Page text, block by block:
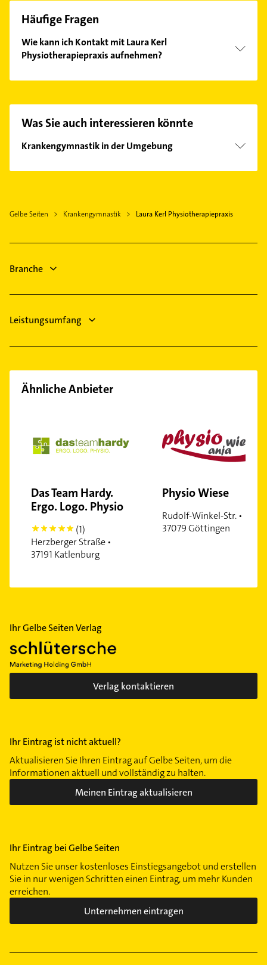
Häufige Fragen
Wie kann ich Kontakt mit Laura Kerl
Physiotherapiepraxis aufnehmen?
Hier finden Sie alleKontaktdaten
Was Sie auch interessieren könnte
Krankengymnastik in der Umgebung
Bovenden
Nörten-Hardenberg
Osterode am Harz
Gelbe Seiten Krankengymnastik Laura Kerl Physiotherapiepraxis
Branche
Leistungsumfang
Ähnliche Anbieter
Das Team Hardy.
Ergo. Logo. Physio
5
(1)
Herzberger Straße •
37191 Katlenburg
Physio Wiese
Rudolf-Winkel-Str. •
37079 Göttingen
Ihr Gelbe Seiten Verlag
Verlag kontaktieren
Ihr Eintrag ist nicht aktuell?
Aktualisieren Sie Ihren Eintrag auf Gelbe Seiten, um die
Informationen aktuell und vollständig zu halten.
Meinen Eintrag aktualisieren
Ihr Eintrag bei Gelbe Seiten
Nutzen Sie unser kostenloses Einstiegsangebot und erstellen
Sie in nur wenigen Schritten einen Eintrag, um mehr Kunden
erreichen.
Unternehmen eintragen